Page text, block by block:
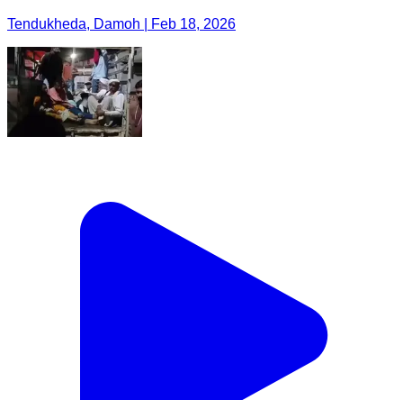
Tendukheda, Damoh | Feb 18, 2026